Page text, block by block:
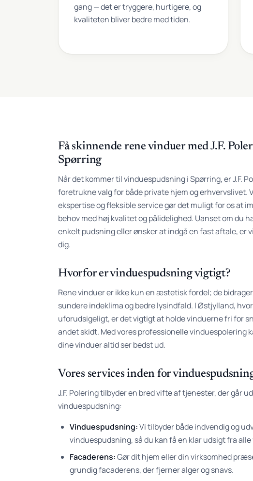
gang — det er tryggere, hurtigere, og
kvaliteten bliver bedre med tiden.
Få skinnende rene vinduer med J.F.
Spørring
Når det kommer til vinduespudsning i Spørring, er J.F.
foretrukne valg for både private hjem og erhvervslivet.
ekspertise og fleksible service gør det muligt for os at
behov med høj kvalitet og pålidelighed. Uanset om du
enkelt pudsning eller ønsker at indgå en fast aftale, er
dig.
Hvorfor er vinduespudsning vigtigt?
Rene vinduer er ikke kun en æstetisk fordel; de
sundere indeklima og bedre lysindfald. I Østjylland,
uforudsigeligt, er det vigtigt at holde vinduerne fri for
andet skidt. Med vores professionelle vinduespolering
dine vinduer altid ser bedst ud.
Vores services inden for
J.F. Polering tilbyder en bred vifte af tjenester, der går
vinduespudsning:
Vinduespudsning:Vi tilbyder både indvendig og
vinduespudsning, så du kan få en klar udsigt fra alle
Facaderens:Gør dit hjem eller din virksomhed
grundig facaderens, der fjerner alger og snavs.